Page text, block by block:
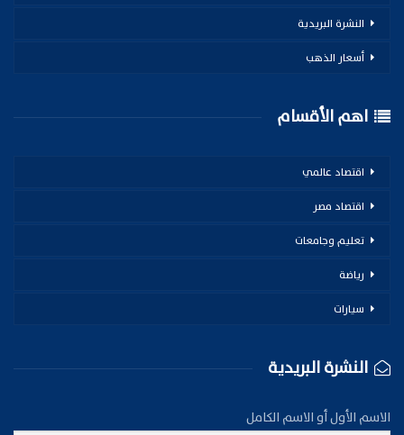
النشرة البريدية
أسعار الذهب
اهم الأقسام
اقتصاد عالمي
اقتصاد مصر
تعليم وجامعات
رياضة
سيارات
النشرة البريدية
الاسم الأول أو الاسم الكامل